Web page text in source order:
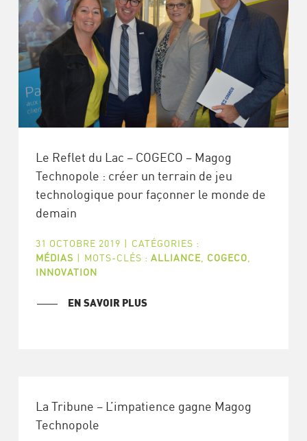
Le Reflet du Lac – COGECO – Magog
Technopole : créer un terrain de jeu
technologique pour façonner le monde de
demain
31 OCTOBRE 2019 | CATÉGORIES :
MÉDIAS | MOTS-CLÉS : ALLIANCE, COGECO
INNOVATION
EN SAVOIR PLUS
La Tribune – L’impatience gagne Magog
Technopole